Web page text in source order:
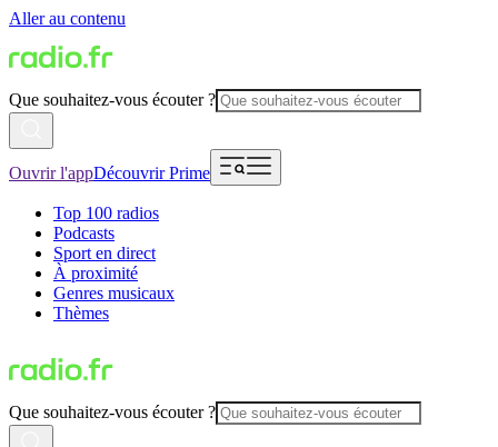
Aller au contenu
Que souhaitez-vous écouter ?
Ouvrir l'appDécouvrir Prime
Top 100 radios
Podcasts
Sport en direct
À proximité
Genres musicaux
Thèmes
Que souhaitez-vous écouter ?